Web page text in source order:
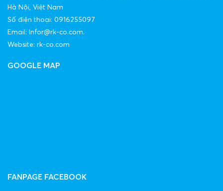
Hà Nội, Việt Nam
Số điện thoại: 0916255097
Email: Infor@rk-co.com.
Website: rk-co.com
GOOGLE MAP
FANPAGE FACEBOOK